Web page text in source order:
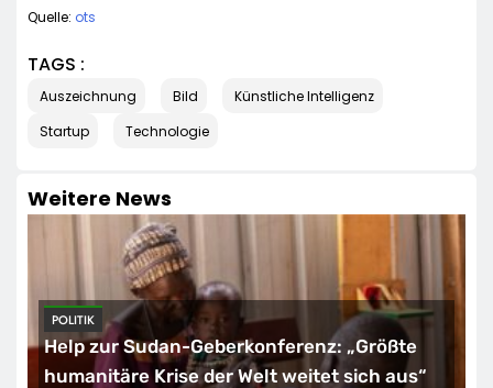
Quelle: ots
TAGS :
Auszeichnung Bild
Künstliche Intelligenz
Startup
Technologie
Weitere News
POLITIK
Help zur Sudan-Geberkonferenz: „Größte
humanitäre Krise der Welt weitet sich aus“